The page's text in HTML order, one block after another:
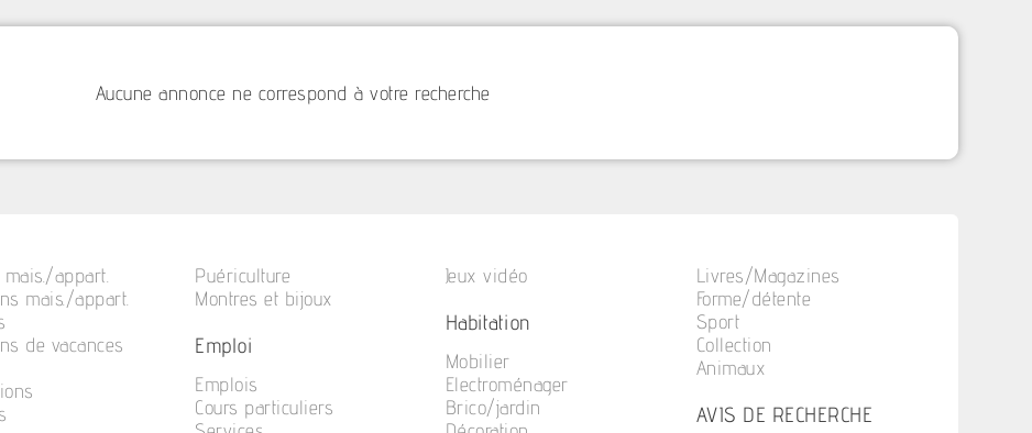
Aucune annonce ne correspond à votre recherche
appart.
mais./appart.
de vacances
Puériculture
Montres et bijoux
Emploi
Emplois
Cours particuliers
Jeux vidéo
Habitation
Mobilier
Electroménager
Brico/jardin
Livres/Magazines
Forme/détente
Sport
Collection
Animaux
AVIS DE RECHERCHE